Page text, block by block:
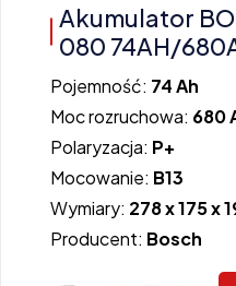
Akumulator
080 74AH/
Pojemność: 74 Ah
Moc rozruchowa: 680
Polaryzacja: P+
Mocowanie: B13
Wymiary: 278 x 175 x
Producent: Bosch